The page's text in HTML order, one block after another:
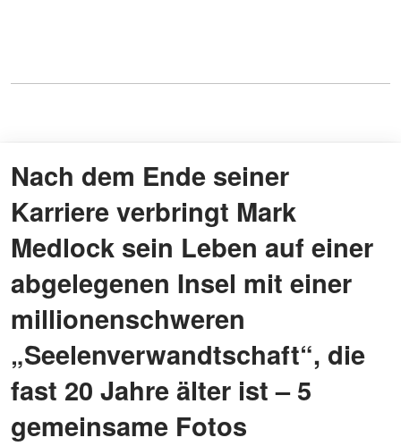
Nach dem Ende seiner
Karriere verbringt Mark
Medlock sein Leben auf einer
abgelegenen Insel mit einer
millionenschweren
„Seelenverwandtschaft“, die
fast 20 Jahre älter ist – 5
gemeinsame Fotos